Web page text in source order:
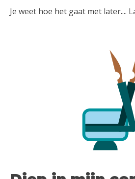
Je weet hoe het gaat met later....